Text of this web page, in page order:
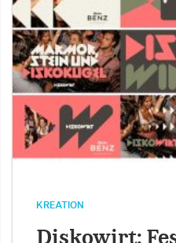
KREATION
Diskowirt: